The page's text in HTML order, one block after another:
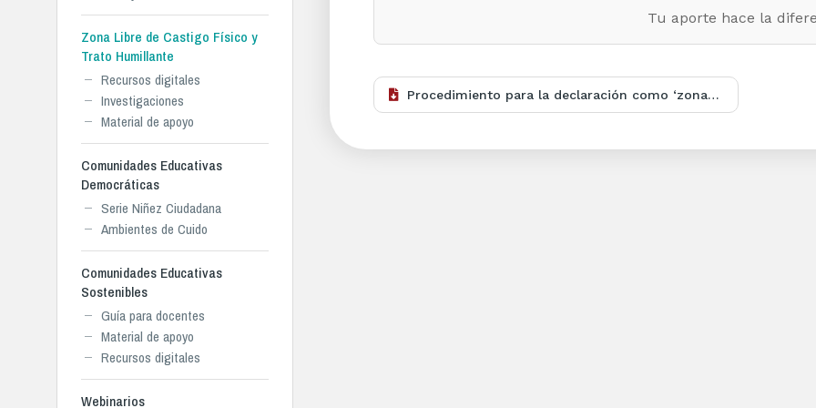
Zona Libre de Castigo Físico y
Trato Humillante
Recursos digitales
Investigaciones
Material de apoyo
Comunidades Educativas
Democráticas
Serie Niñez Ciudadana
Ambientes de Cuido
Comunidades Educativas
Sostenibles
Guía para docentes
Material de apoyo
Recursos digitales
Webinarios
Tu aporte hace la
Procedimiento para la declaración como ‘zona libre de castigo físico y trato humillante’